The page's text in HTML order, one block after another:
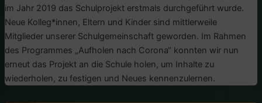
im Jahr 2019 das Schulprojekt erstmals durchgeführt wurde.
Neue Kolleg*innen, Eltern und Kinder sind mittlerweile
Mitglieder unserer Schulgemeinschaft geworden. Im Rahmen
des Programmes „Aufholen nach Corona“ konnten wir nun
erneut das Projekt an die Schule holen, um Inhalte zu
wiederholen, zu festigen und Neues kennenzulernen.